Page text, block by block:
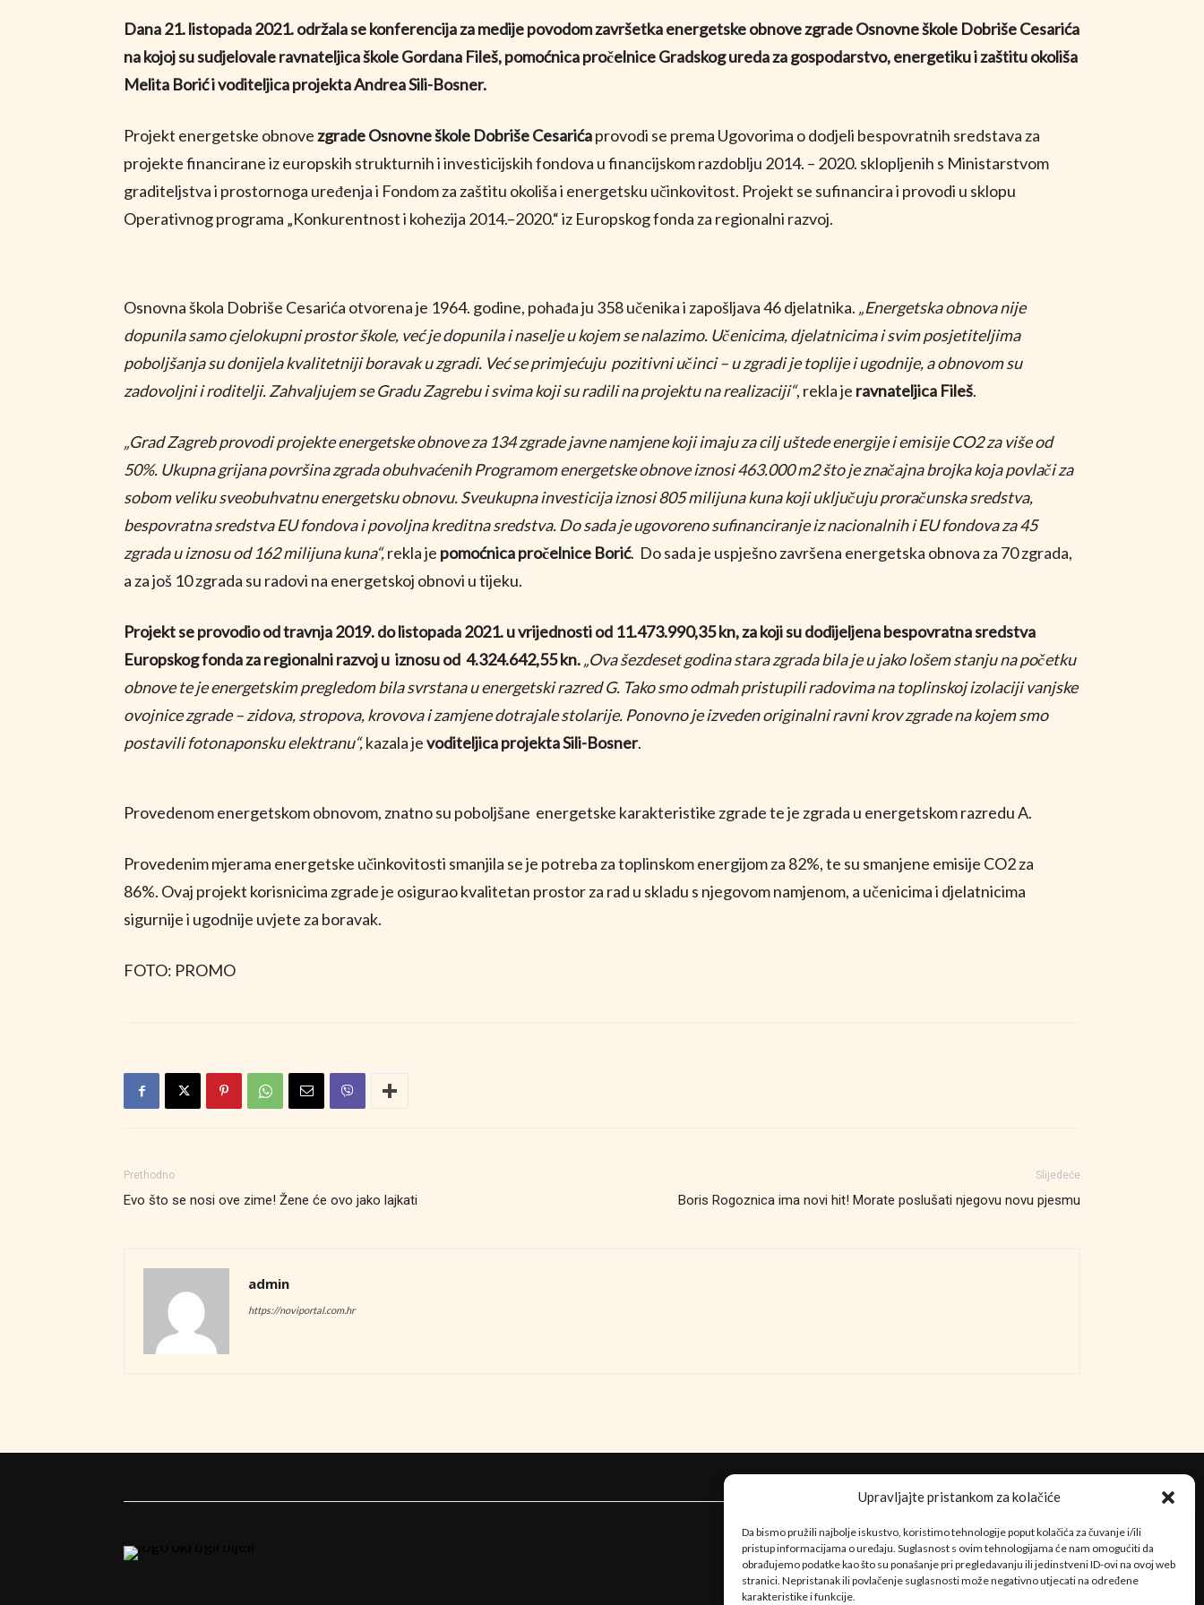
Upravljajte pristankom za kolačiće
Da bismo pružili najbolje iskustvo, koristimo tehnologije poput kolačića za čuvanje i/ili
pristup informacijama o uređaju. Suglasnost s ovim tehnologijama će nam omogućiti da
obrađujemo podatke kao što su ponašanje pri pregledavanju ili jedinstveni ID-ovi na ovoj web
stranici. Nepristanak ili povlačenje suglasnosti može negativno utjecati na određene
karakteristike i funkcije.
Dana 21. listopada 2021. održala se konferencija za medije povodom završetka energetske obnove zgrade Osnovne škole Dobriše Cesarića
na kojoj su sudjelovale ravnateljica škole Gordana Fileš, pomoćnica pročelnice Gradskog ureda za gospodarstvo, energetiku i zaštitu okoliša
Melita Borić i voditeljica projekta Andrea Sili-Bosner.
Projekt energetske obnovezgrade Osnovne škole Dobriše Cesarićaprovodi se prema Ugovorima o dodjeli bespovratnih sredstava za
projekte financirane iz europskih strukturnih i investicijskih fondova u financijskom razdoblju 2014. – 2020. sklopljenih s Ministarstvom
graditeljstva i prostornoga uređenja i Fondom za zaštitu okoliša i energetsku učinkovitost. Projekt se sufinancira i provodi u sklopu
Operativnog programa „Konkurentnost i kohezija 2014.–2020.“ iz Europskog fonda za regionalni razvoj.
Osnovna škola Dobriše Cesarića otvorena je 1964. godine, pohađa ju 358 učenika i zapošljava 46 djelatnika. „Energetska obnova nije
dopunila samo cjelokupni prostor škole, već je dopunila i naselje u kojem se nalazimo. Učenicima, djelatnicima i svim posjetiteljima
poboljšanja su donijela kvalitetniji boravak u zgradi. Već se primjećuju pozitivni učinci – u zgradi je toplije i ugodnije, a obnovom su
zadovoljni i roditelji. Zahvaljujem se Gradu Zagrebu i svima koji su radili na projektu na realizaciji“, rekla je ravnateljica Fileš.
„Grad Zagreb provodi projekte energetske obnove za 134 zgrade javne namjene koji imaju za cilj uštede energije i emisije CO2 za više od
50%. Ukupna grijana površina zgrada obuhvaćenih Programom energetske obnove iznosi 463.000 m2 što je značajna brojka koja povlači za
sobom veliku sveobuhvatnu energetsku obnovu. Sveukupna investicija iznosi 805 milijuna kuna koji uključuju proračunska sredstva,
bespovratna sredstva EU fondova i povoljna kreditna sredstva. Do sada je ugovoreno sufinanciranje iz nacionalnih i EU fondova za 45
zgrada u iznosu od 162 milijuna kuna“,rekla je pomoćnica pročelnice Borić. Do sada je uspješno završena energetska obnova za 70 zgrada,
a za još 10 zgrada su radovi na energetskoj obnovi u tijeku.
Projekt se provodio od travnja 2019. do listopada 2021. u vrijednosti od 11.473.990,35 kn, za koji su dodijeljena bespovratna sredstva
Europskog fonda za regionalni razvoj u iznosu od 4.324.642,55 kn.„Ova šezdeset godina stara zgrada bila je u jako lošem stanju na početku
obnove te je energetskim pregledom bila svrstana u energetski razred G. Tako smo odmah pristupili radovima na toplinskoj izolaciji vanjske
ovojnice zgrade – zidova, stropova, krovova i zamjene dotrajale stolarije. Ponovno je izveden originalni ravni krov zgrade na kojem smo
postavili fotonaponsku elektranu“,kazala jevoditeljica projekta Sili-Bosner.
Provedenom energetskom obnovom, znatno su poboljšane energetske karakteristike zgrade te je zgrada u energetskom razredu A.
Provedenim mjerama energetske učinkovitosti smanjila se je potreba za toplinskom energijom za 82%, te su smanjene emisije CO2 za
86%. Ovaj projekt korisnicima zgrade je osigurao kvalitetan prostor za rad u skladu s njegovom namjenom, a učenicima i djelatnicima
sigurnije i ugodnije uvjete za boravak.
FOTO: PROMO
Prethodno
Evo što se nosi ove zime! Žene će ovo jako lajkati
Slijedeće
Boris Rogoznica ima novi hit! Morate poslušati njegovu novu pjesmu
admin
https://noviportal.com.hr